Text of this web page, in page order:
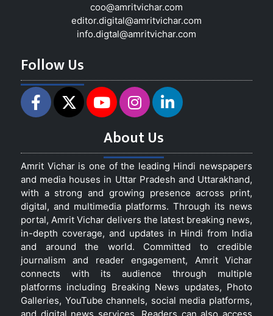
coo@amritvichar.com
editor.digital@amritvichar.com
info.digtal@amritvichar.com
Follow Us
About Us
Amrit Vichar is one of the leading Hindi newspapers
and media houses in Uttar Pradesh and Uttarakhand,
with a strong and growing presence across print,
digital, and multimedia platforms. Through its news
portal, Amrit Vichar delivers the latest breaking news,
in-depth coverage, and updates in Hindi from India
and around the world. Committed to credible
journalism and reader engagement, Amrit Vichar
connects with its audience through multiple
platforms including Breaking News updates, Photo
Galleries, YouTube channels, social media platforms,
and digital news services. Readers can also access